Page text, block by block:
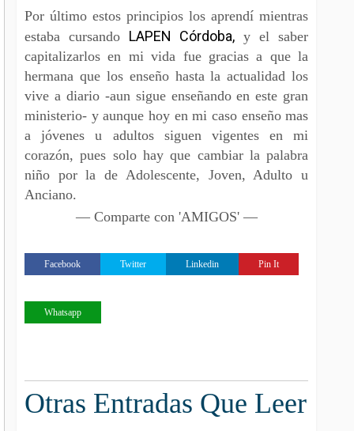
Por último estos principios los aprendí mientras
estaba cursando LAPEN Córdoba, y el saber
capitalizarlos en mi vida fue gracias a que la
hermana que los enseño hasta la actualidad los
vive a diario -aun sigue enseñando en este gran
ministerio- y aunque hoy en mi caso enseño mas
a jóvenes u adultos siguen vigentes en mi
corazón, pues solo hay que cambiar la palabra
niño por la de Adolescente, Joven, Adulto u
Anciano.
— Comparte con 'AMIGOS' —
Facebook Twitter Linkedin Pin It
Whatsapp
Otras Entradas Que Leer